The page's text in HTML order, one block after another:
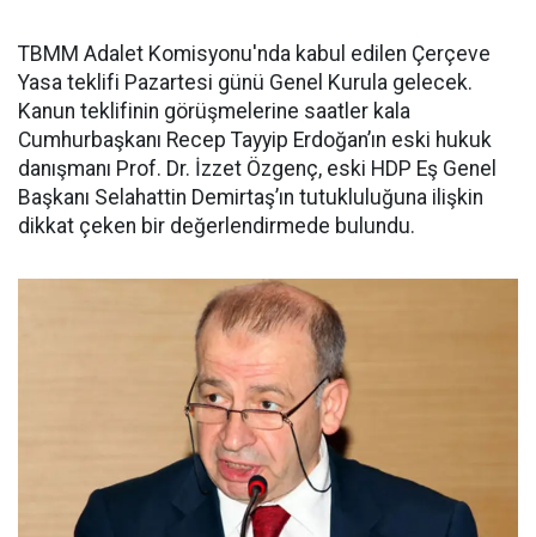
TBMM Adalet Komisyonu'nda kabul edilen Çerçeve
Yasa teklifi Pazartesi günü Genel Kurula gelecek.
Kanun teklifinin görüşmelerine saatler kala
Cumhurbaşkanı Recep Tayyip Erdoğan’ın eski hukuk
danışmanı Prof. Dr. İzzet Özgenç, eski HDP Eş Genel
Başkanı Selahattin Demirtaş’ın tutukluluğuna ilişkin
dikkat çeken bir değerlendirmede bulundu.